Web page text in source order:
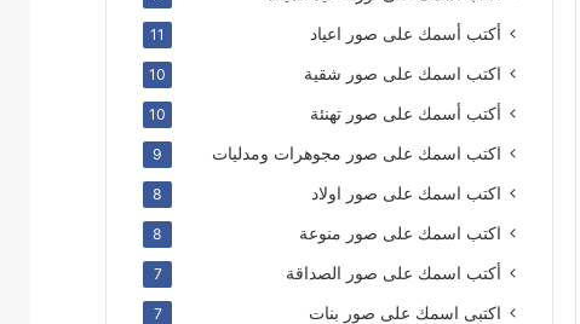
أكتب أسمك على صور اعياد 11
اكتب اسمك على صور شقية 10
أكتب أسمك على صور تهنئة 10
اكتب اسمك على صور مجوهرات ومدليات 9
اكتب اسمك على صور اولاد 8
اكتب اسمك على صور منوعة 8
أكتب اسمك على صور الصداقة 7
اكتبى اسمك على صور بنات 7